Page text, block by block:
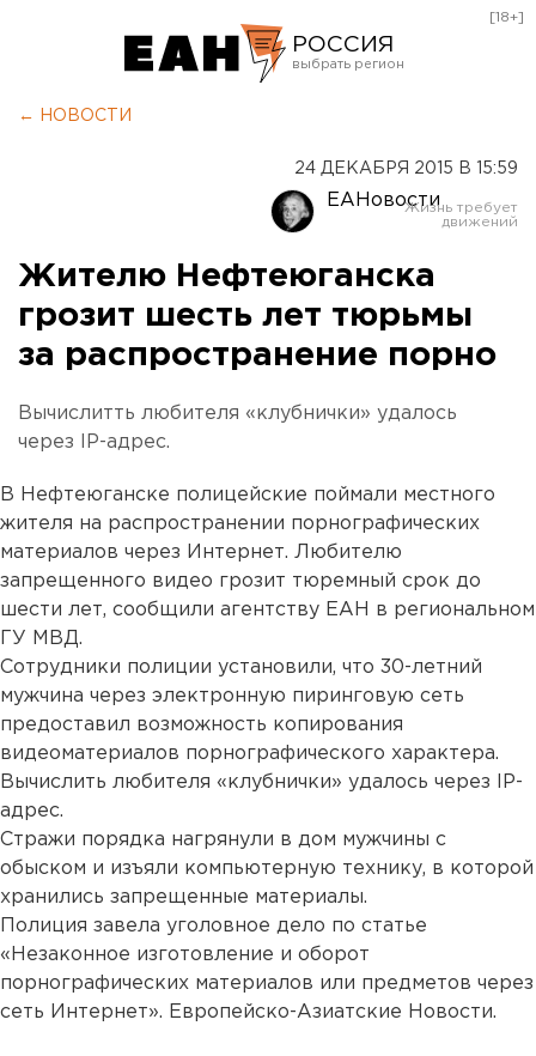
РОССИЯ
Оренбург
[18+]
← НОВОСТИ
24 ДЕКАБРЯ 2015 В 15:59
ЕАНовости
Жителю Нефтеюганска
грозит шесть лет тюрьмы
за распространение порно
Вычислитть любителя «клубнички» удалось
через IP-адрес.
В Нефтеюганске полицейские поймали местного
жителя на распространении порнографических
материалов через Интернет. Любителю
запрещенного видео грозит тюремный срок до
шести лет, сообщили агентству ЕАН в региональном
ГУ МВД.
Сотрудники полиции установили, что 30-летний
мужчина через электронную пиринговую сеть
предоставил возможность копирования
видеоматериалов порнографического характера.
Вычислить любителя «клубнички» удалось через IP-
адрес.
Стражи порядка нагрянули в дом мужчины с
обыском и изъяли компьютерную технику, в которой
хранились запрещенные материалы.
Полиция завела уголовное дело по статье
«Незаконное изготовление и оборот
порнографических материалов или предметов через
сеть Интернет». Европейско-Азиатские Новости.